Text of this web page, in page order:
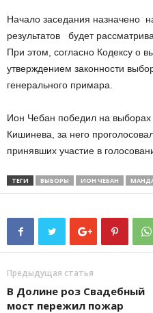
Начало заседания назначено
результатов будет
При этом, согласно Кодексу о
утверждением законности
генерального примара.
Ион Чебан победил на выборах
Кишинева, за него
принявших участие в
ТЕГИ ВЫБОРЫ ИОН ЧЕБАН
Предыдущая статья
В Долине роз Свадебный
мост пережил пожар